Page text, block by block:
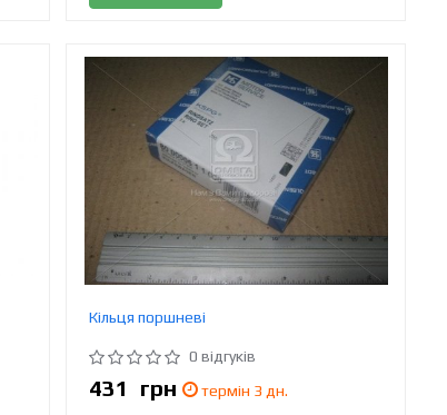
Кільця поршневі
0 відгуків
431 грн
термін 3 дн.